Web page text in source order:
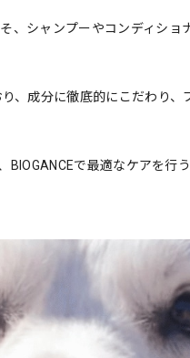
、シャンプーやコンディシ
、成分に徹底的にこだわり
で最適なケアを行